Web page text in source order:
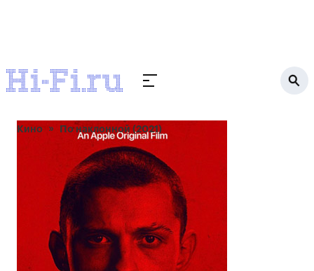
Кино По наклонной (2021)